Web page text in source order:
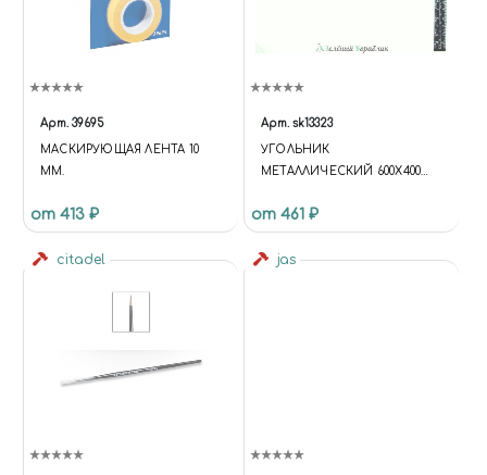
Арт. 39695
МАСКИРУЮЩАЯ ЛЕНТА 10
ММ.
от 413 ₽
Арт. sk13323
УГОЛЬНИК
МЕТАЛЛИЧЕСКИЙ 600Х400
от 461 ₽
citadel jas